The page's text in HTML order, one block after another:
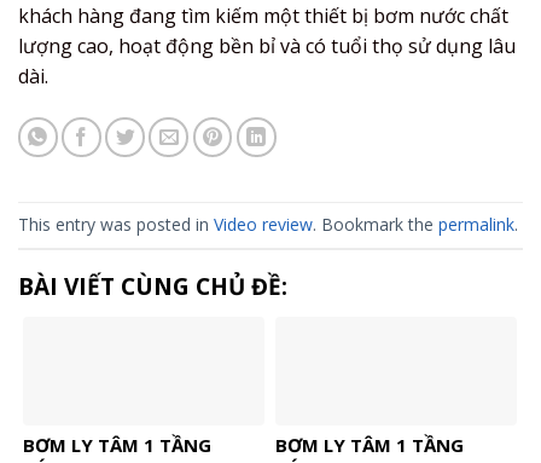
khách hàng đang tìm kiếm một thiết bị bơm nước chất
lượng cao, hoạt động bền bỉ và có tuổi thọ sử dụng lâu
dài.
This entry was posted in Video review. Bookmark the permalink.
BÀI VIẾT CÙNG CHỦ ĐỀ:
BƠM LY TÂM 1 TẦNG
BƠM LY TÂM 1 TẦNG